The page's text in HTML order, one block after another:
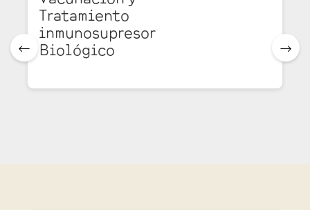
🠀
Tratamiento
inmunosupresor
Biológico
🠂